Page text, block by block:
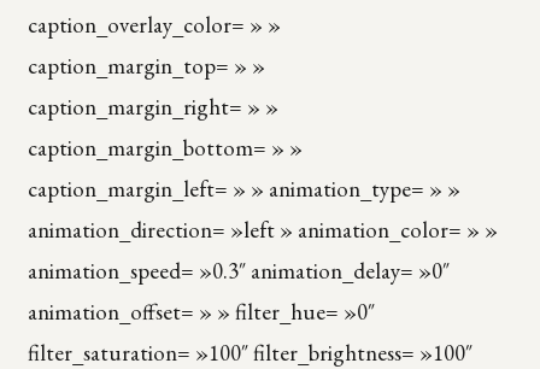
caption_overlay_color= » »
caption_margin_top= » »
caption_margin_right= » »
caption_margin_bottom= » »
caption_margin_left= » » animation_type= » »
animation_direction= »left » animation_color= » »
animation_speed= »0.3″ animation_delay= »0″
animation_offset= » » filter_hue= »0″
filter_saturation= »100″ filter_brightness= »100″